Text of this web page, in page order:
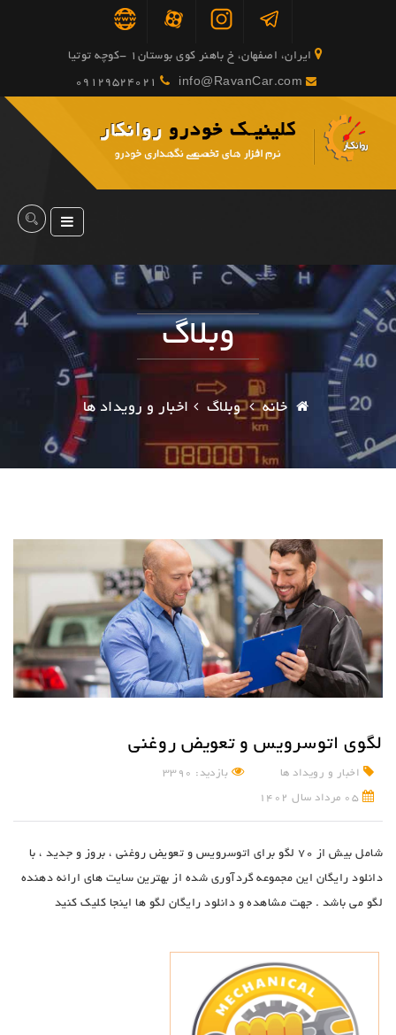
ایران، اصفهان، خ باهنر کوی بوستان1 -کوچه توتیا
09129524021
وبلاگ
خانه وبلاگ اخبار و رویداد ها
لگوی اتوسرویس و تعویض روغنی
اخبار و رویداد ها بازدید: 3390
شامل بیش از 70 لگو برای اتوسرویس و تعویض روغنی ، بروز و جدید ، با
دانلود رایگان این مجموعه گردآوری شده از بهترین سایت های ارائه دهنده
لگو می باشد . جهت مشاهده و دانلود رایگان لگو ها اینجا کلیک کنید